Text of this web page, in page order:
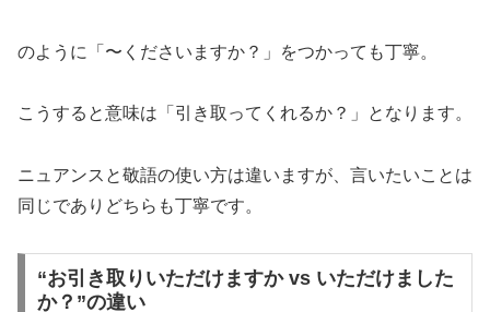
のように「〜くださいますか？」をつかっても丁寧。
こうすると意味は「引き取ってくれるか？」となります。
ニュアンスと敬語の使い方は違いますが、言いたいことは
同じでありどちらも丁寧です。
“お引き取りいただけますか vs いただけました
か？”の違い